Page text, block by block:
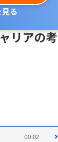
る
リアの考
00:02